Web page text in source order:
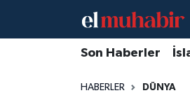
Son Haberler
HABERLER DÜNYA
Hava Durumu
Trafik Durumu